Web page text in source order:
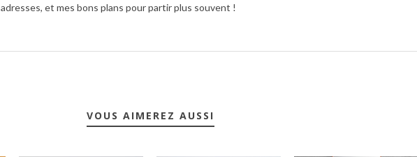
adresses, et mes bons plans pour partir plus souvent !
VOUS AIMEREZ AUSSI